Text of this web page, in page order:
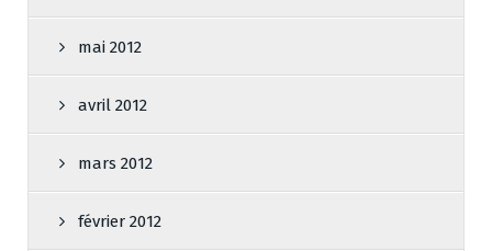
mai 2012
avril 2012
mars 2012
février 2012